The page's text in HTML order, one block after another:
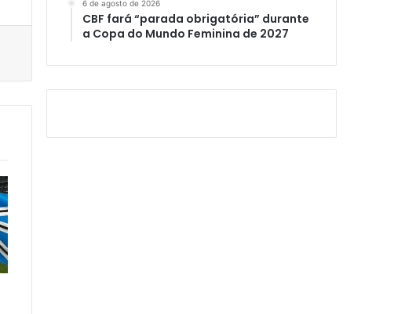
6 de agosto de 2026
CBF fará “parada obrigatória” durante
a Copa do Mundo Feminina de 2027